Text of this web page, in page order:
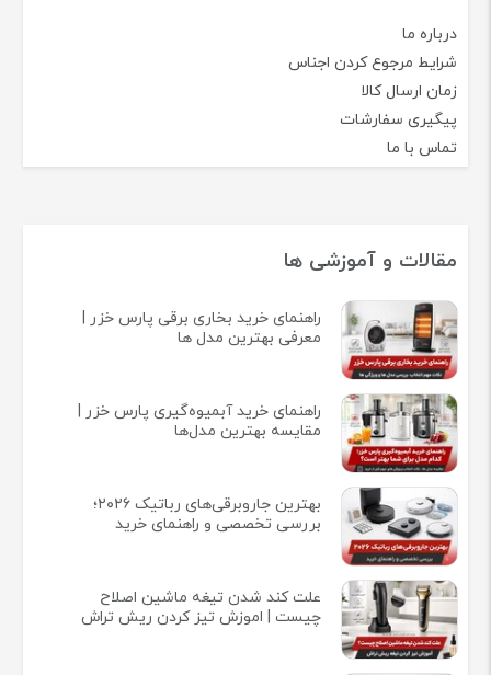
درباره ما
شرایط مرجوع کردن اجناس
زمان ارسال کالا
پیگیری سفارشات
تماس با ما
مقالات و آموزشی ها
راهنمای خرید بخاری برقی پارس خزر |
معرفی بهترین مدل ها
راهنمای خرید آبمیوه‌گیری پارس خزر |
مقایسه بهترین مدل‌ها
بهترین جاروبرقی‌های رباتیک ۲۰۲۶؛
بررسی تخصصی و راهنمای خرید
علت کند شدن تیغه ماشین اصلاح
چیست | اموزش تیز کردن ریش تراش